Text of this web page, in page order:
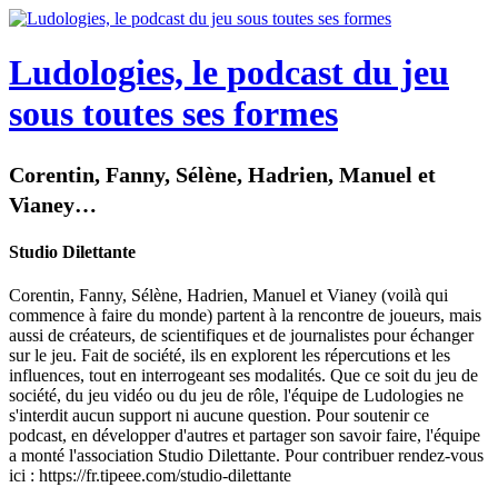
Ludologies, le podcast du jeu
sous toutes ses formes
Corentin, Fanny, Sélène, Hadrien, Manuel et
Vianey…
Studio Dilettante
Corentin, Fanny, Sélène, Hadrien, Manuel et Vianey (voilà qui
commence à faire du monde) partent à la rencontre de joueurs, mais
aussi de créateurs, de scientifiques et de journalistes pour échanger
sur le jeu. Fait de société, ils en explorent les répercutions et les
influences, tout en interrogeant ses modalités. Que ce soit du jeu de
société, du jeu vidéo ou du jeu de rôle, l'équipe de Ludologies ne
s'interdit aucun support ni aucune question. Pour soutenir ce
podcast, en développer d'autres et partager son savoir faire, l'équipe
a monté l'association Studio Dilettante. Pour contribuer rendez-vous
ici : https://fr.tipeee.com/studio-dilettante